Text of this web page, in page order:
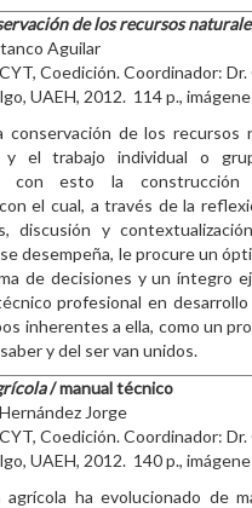
de los recursos
Aguilar
Coedición. Coordinador:
UAEH, 2012. 114 p.,
conservación de los recursos
y el trabajo individual o
con esto la construcción
el cual, a través de la
discusión y
desempeña, le procure un
de decisiones y un íntegro
profesional en
inherentes a ella, como un
y del ser van unidos.
/ manual técnico
Jorge
Coedición. Coordinador:
UAEH, 2012. 140 p.,
agrícola ha evolucionado de